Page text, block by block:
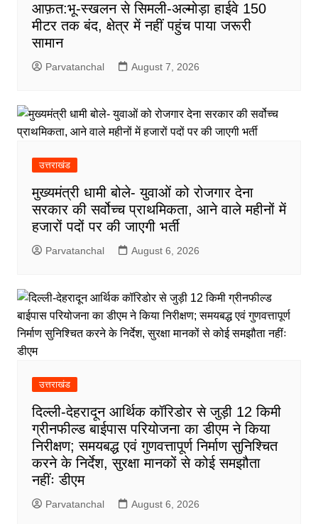
आफ़त:भू-स्खलन से सिमली-अल्मोड़ा हाईवे 150
मीटर तक बंद, क्षेत्र में नहीं पहुंच पाया जरूरी
सामान
Parvatanchal August 7, 2026
उत्तराखंड
मुख्यमंत्री धामी बोले- युवाओं को रोजगार देना
सरकार की सर्वोच्च प्राथमिकता, आने वाले महीनों में
हजारों पदों पर की जाएगी भर्ती
Parvatanchal August 6, 2026
उत्तराखंड
दिल्ली-देहरादून आर्थिक कॉरिडोर से जुड़ी 12 किमी
ग्रीनफील्ड बाईपास परियोजना का डीएम ने किया
निरीक्षण; समयबद्ध एवं गुणवत्तापूर्ण निर्माण सुनिश्चित
करने के निर्देश, सुरक्षा मानकों से कोई समझौता
नहींः डीएम
Parvatanchal August 6, 2026